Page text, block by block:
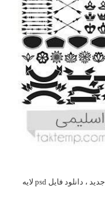
دانلود طرح لایه باز اسلیمی ، دانلود لایه باز های جدید ، دانلود فایل psd لایه